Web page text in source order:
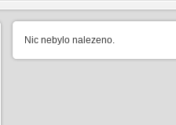
Nic nebylo nalezeno.